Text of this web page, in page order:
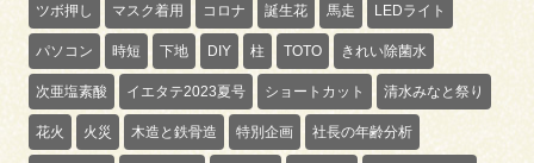
ツボ押し マスク着用 コロナ 誕生花 馬走 LEDライト
パソコン 時短 下地 DIY 柱 TOTO きれい除菌水
次亜塩素酸 イエタテ2023夏号 ショートカット 清水みなと祭り
花火 火災 木造と鉄骨造 特別企画 社長の年齢分析